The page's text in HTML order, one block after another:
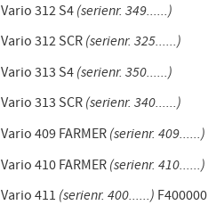
Vario 312 S4 (serienr. 349......)
Vario 312 SCR(serienr. 325......)
Vario 313 S4 (serienr. 350......)
Vario 313 SCR (serienr. 340......)
Vario 409 FARMER (serienr. 409......)
Vario 410 FARMER (serienr. 410......)
Vario 411 (serienr. 400......) F400000